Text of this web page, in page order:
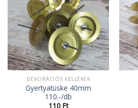
DEKORÁCIÓS KELLÉKEK
Gyertyatüske 40mm
110.-/db
110 Ft